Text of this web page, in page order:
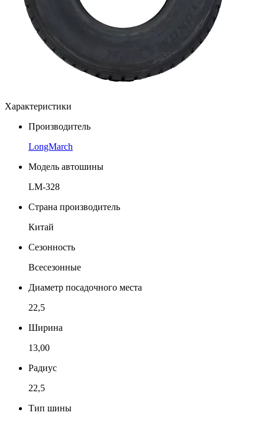
Характеристики
Производитель
LongMarch
Модель автошины
LM-328
Страна производитель
Китай
Сезонность
Всесезонные
Диаметр посадочного места
22,5
Ширина
13,00
Радиус
22,5
Тип шины